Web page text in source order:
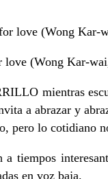
love (Wong Kar-
mientras
a abrazar y
pero lo cotidiano
a tiempos
en voz baja.